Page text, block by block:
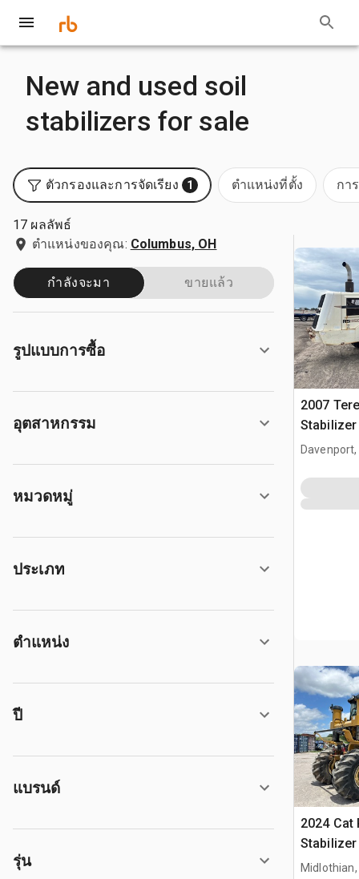
New and used soil
stabilizers for sale
ตัวกรองและการจัดเรียง 1 ตำแหน่งที่ตั้ง กา
17 ผลลัพธ์
ตำแหน่งของคุณ: Columbus, OH
กำลังจะมา ขายแล้ว
รูปแบบการซื้อ
อุตสาหกรรม
หมวดหมู่
ประเภท
ตำแหน่ง
ปี
แบรนด์
รุ่น
2007
Davenport,
2024 Cat
Midlothian,